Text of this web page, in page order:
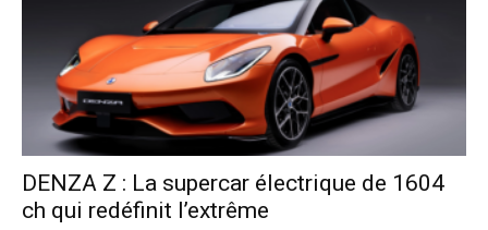
DENZA Z : La supercar électrique de 1604
ch qui redéfinit l’extrême